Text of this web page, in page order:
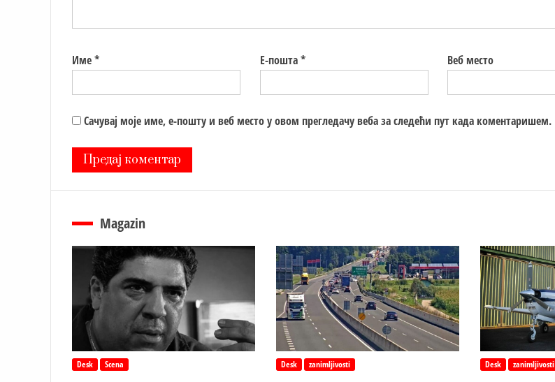
Име* Е-пошта* Веб место
Сачувај моје име, е-пошту и веб место у овом прегледачу веба за следећи пут када коментаришем.
Magazin
Desk Scena Desk zanimljivosti Desk zanimljivosti